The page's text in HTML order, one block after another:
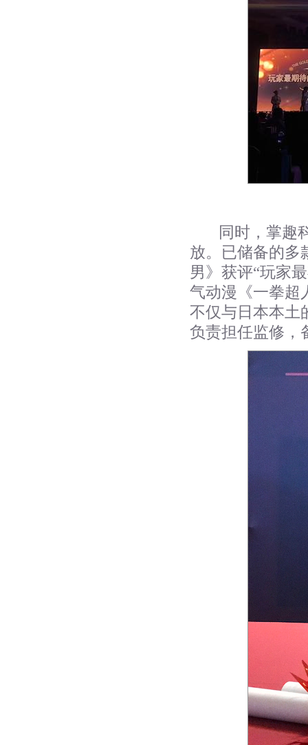
同时，掌趣
放。已储备的多
男》获评“玩家
气动漫《一拳超
不仅与日本本土
负责担任监修，